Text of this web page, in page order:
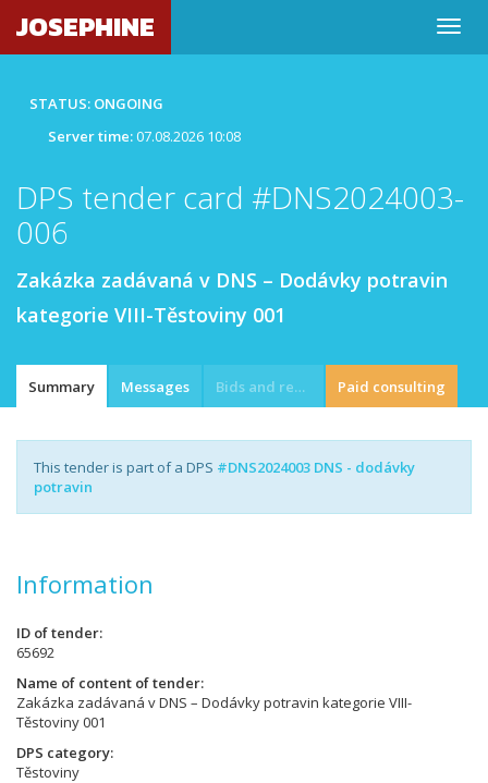
JOSEPHINE
STATUS: ONGOING
Server time:07.08.2026 10:08
DPS tender card #DNS2024003-
006
Zakázka zadávaná v DNS – Dodávky potravin
kategorie VIII-Těstoviny 001
Summary Messages Bids and requests Paid consulting
This tender is part of a DPS #DNS2024003 DNS - dodávky
potravin
Information
ID of tender
65692
Name of content of tender
Zakázka zadávaná v DNS – Dodávky potravin kategorie VIII-
Těstoviny 001
DPS category
Těstoviny